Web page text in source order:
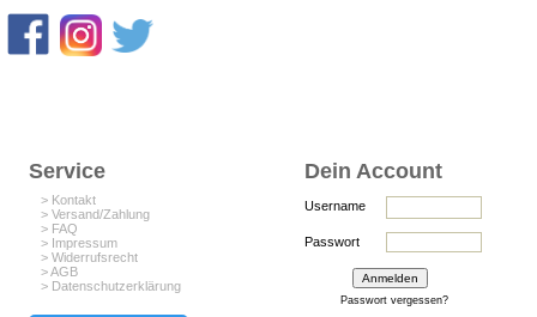
Service
> Kontakt
> Versand/Zahlung
> FAQ
> Impressum
> Widerrufsrecht
> AGB
> Datenschutzerklärung
Dein Account
Username
Passwort
Passwort vergessen?